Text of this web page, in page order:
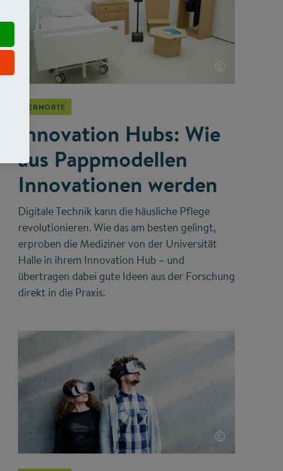
©
LERNORTE
Innovation Hubs: Wie
aus Pappmodellen
Innovationen werden
Digitale Technik kann die häusliche Pflege
revolutionieren. Wie das am besten gelingt,
erproben die Mediziner von der Universität
Halle in ihrem Innovation Hub – und
übertragen dabei gute Ideen aus der Forschung
direkt in die Praxis.
©